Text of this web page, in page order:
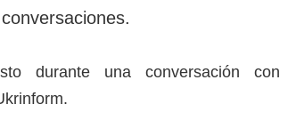
durante una conversación con